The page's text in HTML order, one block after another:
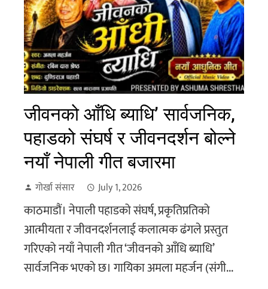
जीवनको आँधि ब्याधि’ सार्वजनिक,
पहाडको संघर्ष र जीवनदर्शन बोल्ने
नयाँ नेपाली गीत बजारमा
गोर्खा संसार July 1, 2026
काठमाडौं। नेपाली पहाडको संघर्ष, प्रकृतिप्रतिको
आत्मीयता र जीवनदर्शनलाई कलात्मक ढंगले प्रस्तुत
गरिएको नयाँ नेपाली गीत ‘जीवनको आँधि ब्याधि’
सार्वजनिक भएको छ। गायिका अमला महर्जन (संगी...